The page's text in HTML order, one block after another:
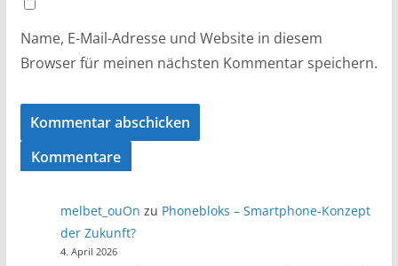
Name, E-Mail-Adresse und Website in diesem
Browser für meinen nächsten Kommentar speichern.
Kommentare
melbet_ouOn zu Phonebloks – Smartphone-Konzept
der Zukunft?
4. April 2026